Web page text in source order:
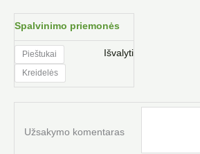
Spalvinimo priemonės
Pieštukai
Kreidelės
Išvalyti
Užsakymo komentaras
produkto
Spalvoti
pieštukai,
kreidelės